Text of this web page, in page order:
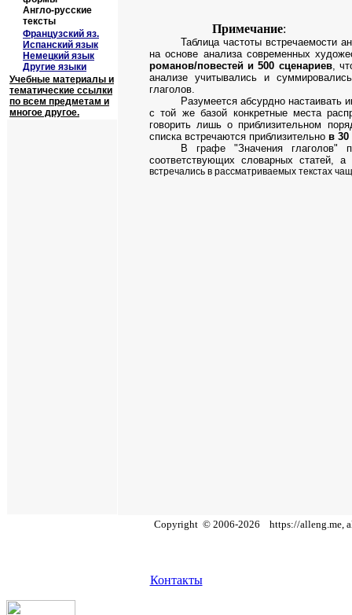
Примечание:
Таблица частоты встречаемости
на основе анализа современных
романов/повестей и 500 сценариев,
анализе учитывались и
глаголов.
Разумеется абсурдно настаивать
с той же базой конкретные места
говорить лишь о приблизительном
списка встречаются приблизительно в 30
В графе "Значения глаголов"
соответствующих словарных статей,
встречались в рассматриваемых текстах
Англо-русские
тексты
Французский яз.
Испанский язык
Немецкий язык
Другие языки
Учебные материалы и
тематические ссылки
по всем предметам и
многое другое.
Copyright © 2006-2026 https://alleng.me,
Контакты